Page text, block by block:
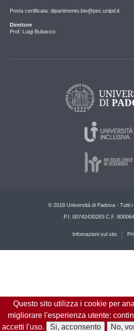
Posta certificata: dipartimento.bio@pec.unipd.it
Direttore
Prof. Luigi Bubacco
© 2018 Università di Padova - Tutti i
P.I. 00742430283 C.F.
Infomazioni sul sito
Questo sito utilizza i cookie per
migliorare l'esperienza utente:
accetti l'uso.